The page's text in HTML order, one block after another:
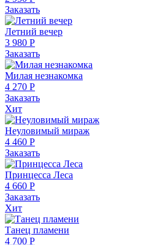
Заказать
Летний вечер
3 980 Р
Заказать
Милая незнакомка
4 270 Р
Заказать
Хит
Неуловимый мираж
4 460 Р
Заказать
Принцесса Леса
4 660 Р
Заказать
Хит
Танец пламени
4 700 Р